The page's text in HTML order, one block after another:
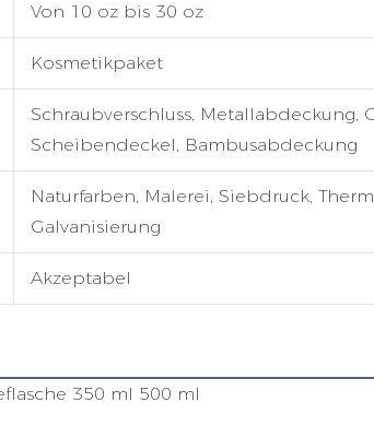
Von 10 oz bis 30 oz
Kosmetikpaket
Schraubverschluss, Metallabdeckung,
Scheibendeckel, Bambusabdeckung
Naturfarben, Malerei, Siebdruck,
Galvanisierung
Akzeptabel